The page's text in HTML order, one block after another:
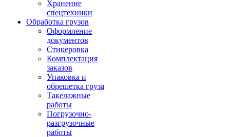
Хранение
спецтехники
Обработка грузов
Оформление
документов
Стикеровка
Комплектация
заказов
Упаковка и
обрешетка груза
Такелажные
работы
Погрузочно-
разгрузочные
работы